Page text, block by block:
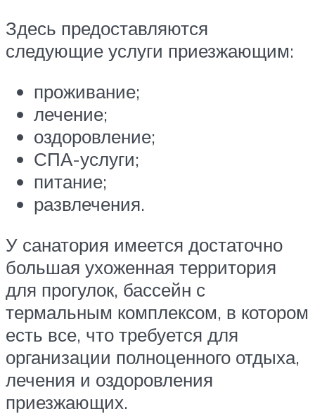
Здесь предоставляются
следующие услуги приезжающим:
проживание;
лечение;
оздоровление;
СПА-услуги;
питание;
развлечения.
У санатория имеется достаточно
большая ухоженная территория
для прогулок, бассейн с
термальным комплексом, в котором
есть все, что требуется для
организации полноценного отдыха,
лечения и оздоровления
приезжающих.